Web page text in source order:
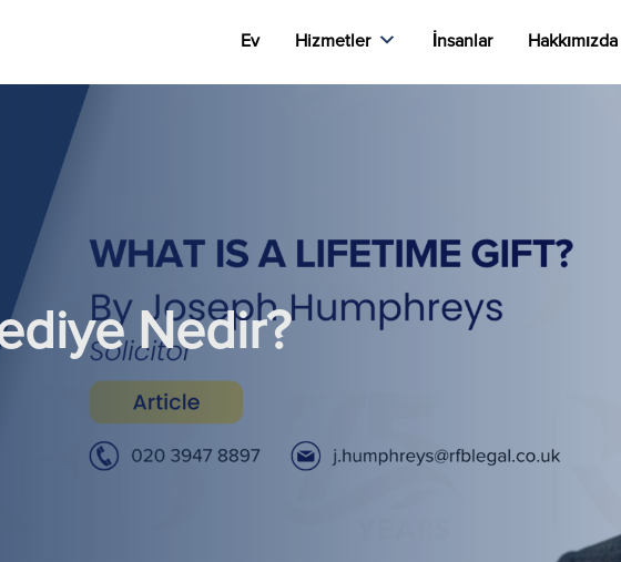
Ev Hizmetler İnsanlar Hakkımızda
Nedir?